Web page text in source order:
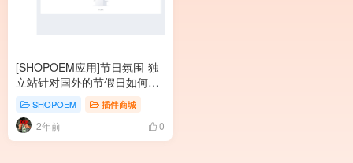
[SHOPOEM应用]节日氛围-独
立站针对国外的节假日如何配
置网站的节日特效氛围？
SHOPOEM 插件商城
2年前 0